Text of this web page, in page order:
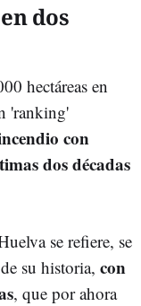
dos
hectáreas en
'ranking'
con
dos décadas
se refiere, se
su historia, con
, que por ahora